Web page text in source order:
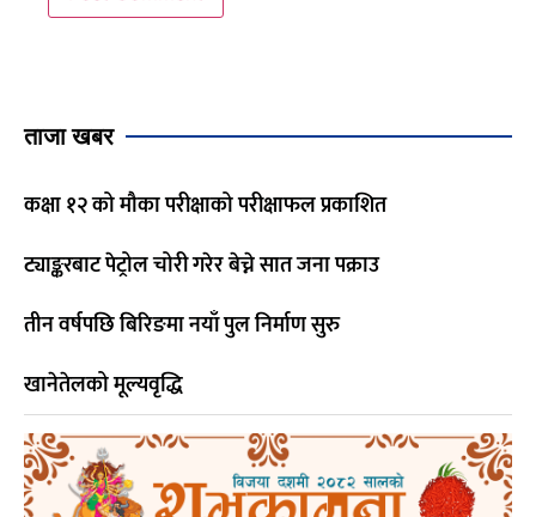
ताजा खबर
कक्षा १२ को मौका परीक्षाको परीक्षाफल प्रकाशित
ट्याङ्करबाट पेट्रोल चोरी गरेर बेच्ने सात जना पक्राउ
तीन वर्षपछि बिरिङमा नयाँ पुल निर्माण सुरु
खानेतेलको मूल्यवृद्धि